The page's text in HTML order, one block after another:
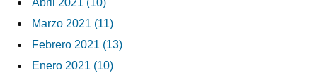
Abril 2021 (10)
Marzo 2021 (11)
Febrero 2021 (13)
Enero 2021 (10)